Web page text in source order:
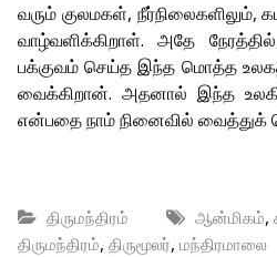
வரும் குலமகள், நீர்நிலைகளிலும்,
வாழ்வளிக்கிறாள். அதே
பக்குவம் செய்த இந்த மொத்த
வைக்கிறான். அதனால் இந்த
என்பதை நாம் நினைவில்
திருமந்திரம் ஆன்மிகம்,
திருமந்திரம், திருமூலர், மந்திரமாலை